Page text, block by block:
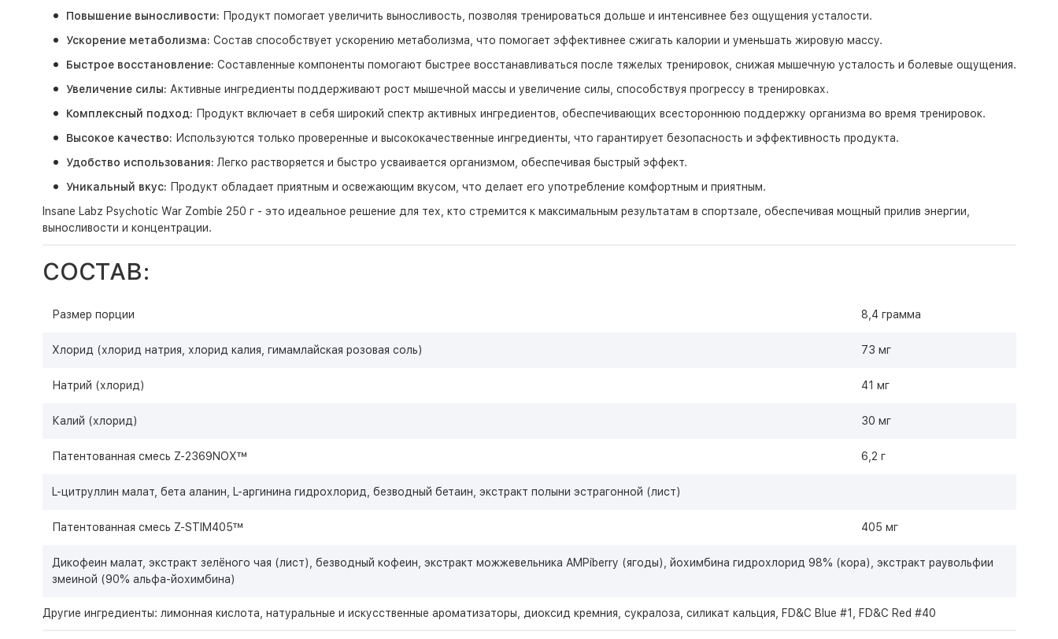
Повышение выносливости: Продукт помогает увеличить выносливость, позволяя тренироваться дольше и интенсивнее без ощущения усталости.
Ускорение метаболизма: Состав способствует ускорению метаболизма, что помогает эффективнее сжигать калории и уменьшать жировую массу.
Быстрое восстановление: Составленные компоненты помогают быстрее восстанавливаться после тяжелых тренировок, снижая мышечную усталость и болевые ощущения.
Увеличение силы: Активные ингредиенты поддерживают рост мышечной массы и увеличение силы, способствуя прогрессу в тренировках.
Комплексный подход: Продукт включает в себя широкий спектр активных ингредиентов, обеспечивающих всестороннюю поддержку организма во время тренировок.
Высокое качество: Используются только проверенные и высококачественные ингредиенты, что гарантирует безопасность и эффективность продукта.
Удобство использования: Легко растворяется и быстро усваивается организмом, обеспечивая быстрый эффект.
Уникальный вкус: Продукт обладает приятным и освежающим вкусом, что делает его употребление комфортным и приятным.
Insane Labz Psychotic War Zombie 250 г - это идеальное решение для тех, кто стремится к максимальным результатам в спортзале, обеспечивая мощный прилив энергии,
выносливости и концентрации.
СОСТАВ:
Размер порции 8,4 грамма
Хлорид (хлорид натрия, хлорид калия, гимамлайская розовая соль) 73 мг
Натрий (хлорид) 41 мг
Калий (хлорид) 30 мг
Патентованная смесь Z-2369NOX™ 6,2 г
L-цитруллин малат, бета аланин, L-аргинина гидрохлорид, безводный бетаин, экстракт полыни эстрагонной (лист)
Патентованная смесь Z-STIM405™ 405 мг
Дикофеин малат, экстракт зелёного чая (лист), безводный кофеин, экстракт можжевельника AMPiberry (ягоды), йохимбина гидрохлорид 98% (кора), экстракт раувольфии
змеиной (90% альфа-йохимбина)
Другие ингредиенты: лимонная кислота, натуральные и искусственные ароматизаторы, диоксид кремния, сукралоза, силикат кальция, FD&C Blue #1, FD&C Red #40